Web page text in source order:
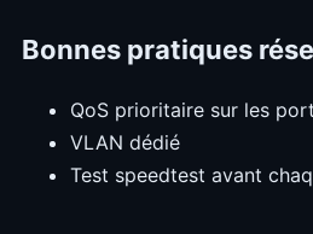
Bonnes pratiques
QoS prioritaire sur les
VLAN dédié
Test speedtest avant